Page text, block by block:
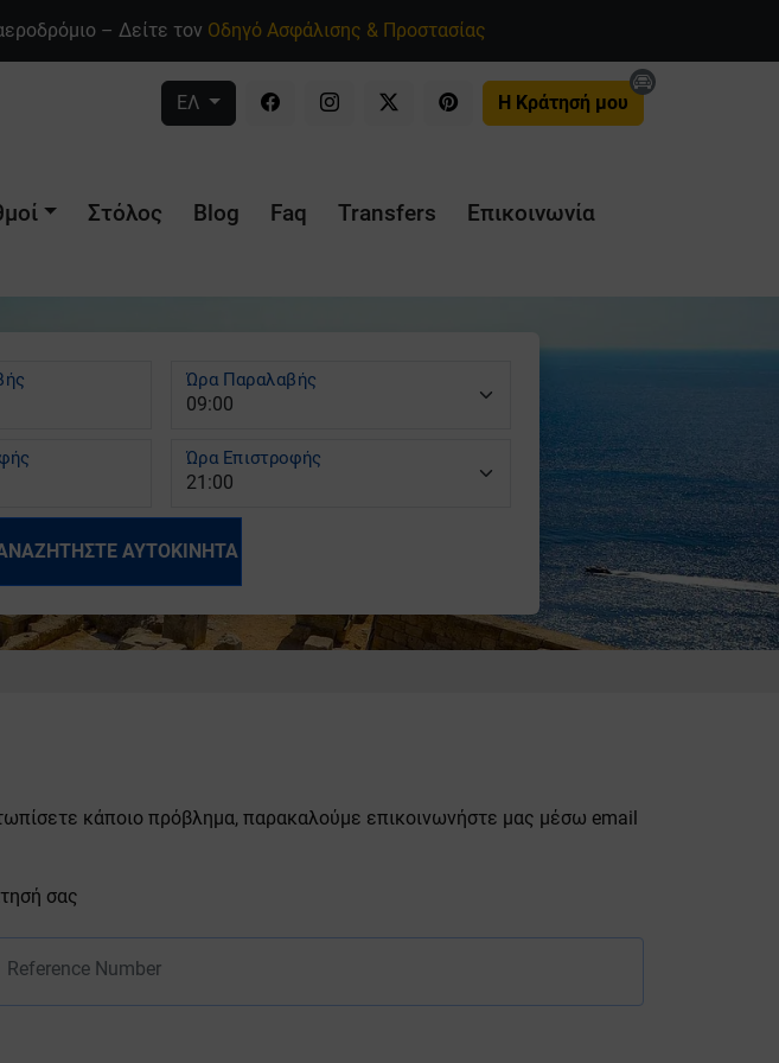
– Δείτε τον Οδηγό Ασφάλισης & Προστασίας
ΕΛ Η Κράτησή μου
Στόλος Blog Faq Transfers Επικοινωνία
Ώρα Παραλαβής
Ώρα Επιστροφής
ΑΥΤΟΚΊΝΗΤΑ
κάποιο πρόβλημα, παρακαλούμε επικοινωνήστε μας μέσω email
σας
Reference Number